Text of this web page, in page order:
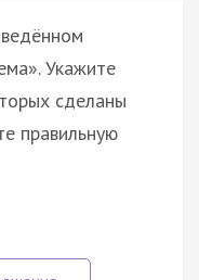
Укажите
сделаны
правильную